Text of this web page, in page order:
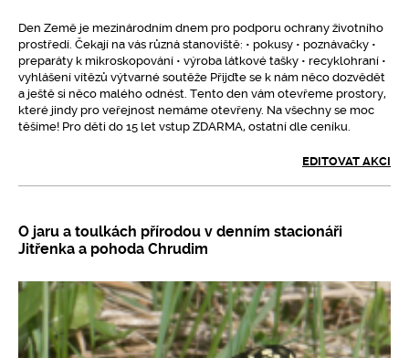
Den Země je mezinárodním dnem pro podporu ochrany životního
prostředí. Čekají na vás různá stanoviště: • pokusy • poznávačky •
preparáty k mikroskopování • výroba látkové tašky • recyklohraní •
vyhlášení vítězů výtvarné soutěže Přijďte se k nám něco dozvědět
a ještě si něco malého odnést. Tento den vám otevřeme prostory,
které jindy pro veřejnost nemáme otevřeny. Na všechny se moc
těšíme! Pro děti do 15 let vstup ZDARMA, ostatní dle ceníku.
EDITOVAT AKCI
O jaru a toulkách přírodou v denním stacionáři
Jitřenka a pohoda Chrudim